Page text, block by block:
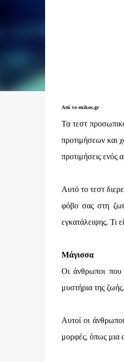
Από το enikos.gr
Τα τεστ
προτιμήσεων και
προτιμήσεις ενός
Αυτό το τεστ
φόβο σας στη
εγκατάλειψης. Τι
Μάγισσα
Οι άνθρωποι που
μυστήρια της ζωής.
Αυτοί οι
μορφές, όπως μια